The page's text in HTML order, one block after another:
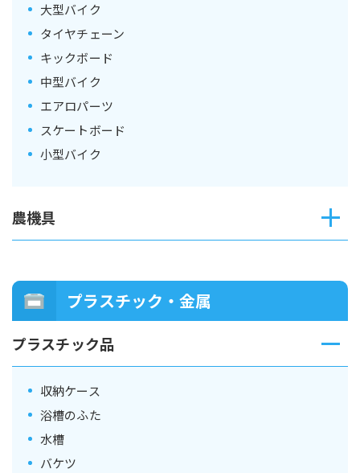
大型バイク
タイヤチェーン
キックボード
中型バイク
エアロパーツ
スケートボード
小型バイク
農機具
プラスチック・金属
プラスチック品
収納ケース
浴槽のふた
水槽
バケツ